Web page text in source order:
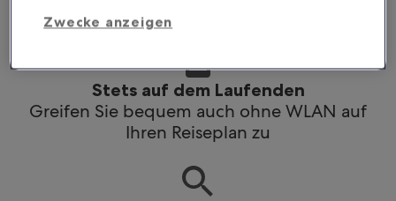
Stets auf dem Laufenden
Greifen Sie bequem auch ohne WLAN auf
Ihren Reiseplan zu
Zwecke anzeigen